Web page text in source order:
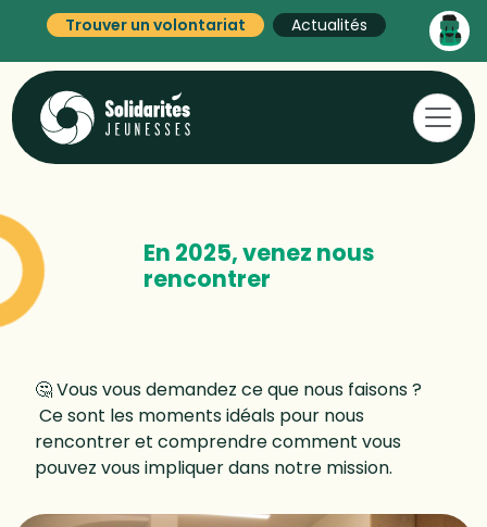
Trouver un volontariat Actualités
En 2025, venez nous
rencontrer
🤔 Vous vous demandez ce que nous faisons ?
Ce sont les moments idéals pour nous
rencontrer et comprendre comment vous
pouvez vous impliquer dans notre mission.